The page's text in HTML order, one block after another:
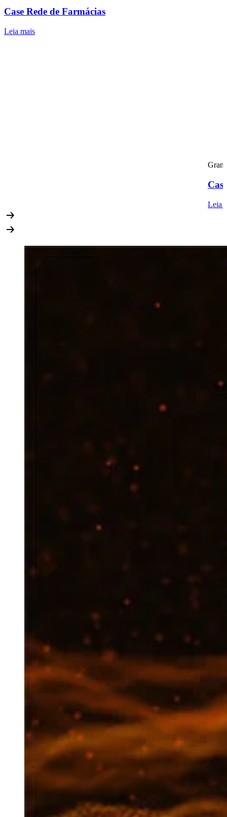
Case Rede de Farmácias
Leia mais
Leia